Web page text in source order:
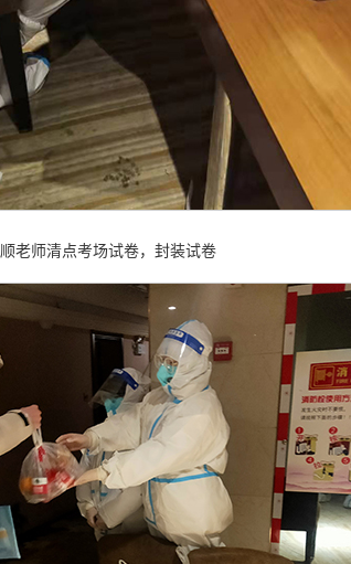
老师清点考场试卷，封装试卷